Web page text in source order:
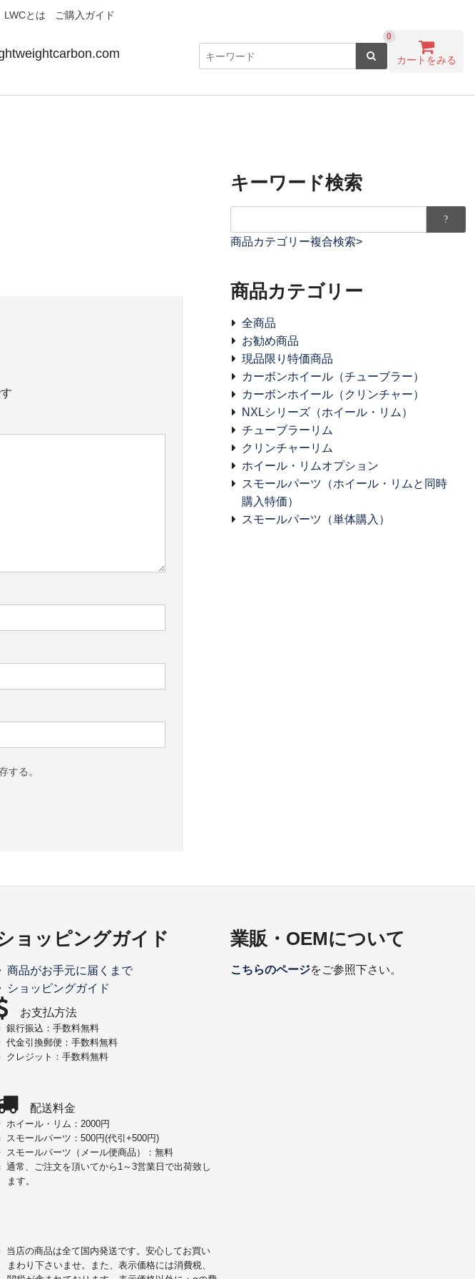
カートをみる
0
LWCとは ご購入ガイド
する。
キーワード検索
商品カテゴリー複合検索>
商品カテゴリー
全商品
お勧め商品
現品限り特価商品
カーボンホイール（チューブラー）
カーボンホイール（クリンチャー）
NXLシリーズ（ホイール・リム）
チューブラーリム
クリンチャーリム
ホイール・リムオプション
スモールパーツ（ホイール・リムと同時
購入特価）
スモールパーツ（単体購入）
ョッピングガイド
商品がお手元に届くまで
ショッピングガイド
お支払方法
銀行振込：手数料無料
代金引換郵便：手数料無料
クレジット：手数料無料
配送料金
ホイール・リム：2000円
スモールパーツ：500円(代引+500円)
スモールパーツ（メール便商品）：無料
通常、ご注文を頂いてから1～3営業日で出荷致し
ます。
当店の商品は全て国内発送です。安心してお買い
まわり下さいませ。また、表示価格には消費税、
業販・OEMについて
こちらのページをご参照下さい。